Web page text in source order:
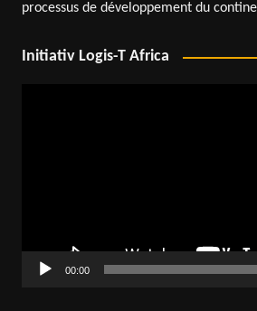
processus de développement du
Initiativ Logis-T Africa
00:00